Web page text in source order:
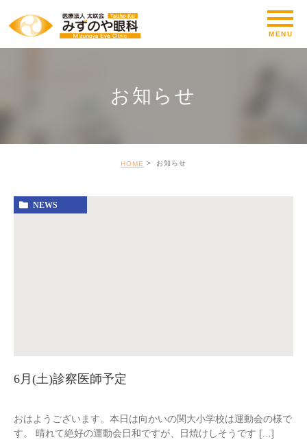
お知らせ
HOME お知らせ
NEWS
6月(土)診察医師予定
おはようございます。本日は向かいの関大小学校は運動会の様で
す。 晴れて絶好の運動会日和ですが、日焼けしそうです […]